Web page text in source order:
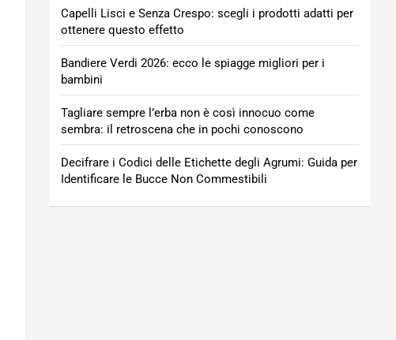
Capelli Lisci e Senza Crespo: scegli i prodotti adatti per
ottenere questo effetto
Bandiere Verdi 2026: ecco le spiagge migliori per i
bambini
Tagliare sempre l’erba non è così innocuo come
sembra: il retroscena che in pochi conoscono
Decifrare i Codici delle Etichette degli Agrumi: Guida per
Identificare le Bucce Non Commestibili